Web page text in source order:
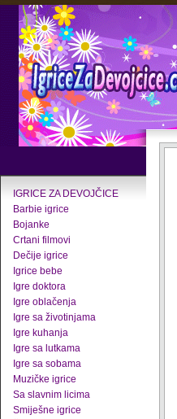
IGRICE ZA DEVOJČICE
Barbie igrice
Bojanke
Crtani filmovi
Dečije igrice
Igrice bebe
Igre doktora
Igre oblačenja
Igre sa životinjama
Igre kuhanja
Igre sa lutkama
Igre sa sobama
Muzičke igrice
Sa slavnim licima
Smiješne igrice